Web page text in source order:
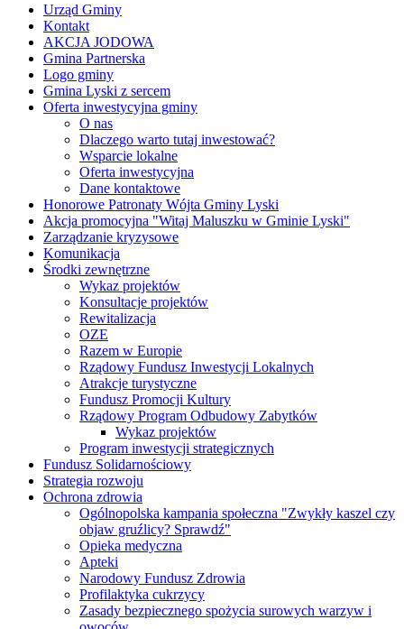
Urząd Gminy
Kontakt
AKCJA JODOWA
Gmina Partnerska
Logo gminy
Gmina Lyski z sercem
Oferta inwestycyjna gminy
O nas
Dlaczego warto tutaj inwestować?
Wsparcie lokalne
Oferta inwestycyjna
Dane kontaktowe
Honorowe Patronaty Wójta Gminy Lyski
Akcja promocyjna "Witaj Maluszku w Gminie Lyski"
Zarządzanie kryzysowe
Komunikacja
Środki zewnętrzne
Wykaz projektów
Konsultacje projektów
Rewitalizacja
OZE
Razem w Europie
Rządowy Fundusz Inwestycji Lokalnych
Atrakcje turystyczne
Fundusz Promocji Kultury
Rządowy Program Odbudowy Zabytków
Wykaz projektów
Program inwestycji strategicznych
Fundusz Solidarnościowy
Strategia rozwoju
Ochrona zdrowia
Ogólnopolska kampania społeczna "Zwykły kaszel czy
objaw gruźlicy? Sprawdź"
Opieka medyczna
Apteki
Narodowy Fundusz Zdrowia
Profilaktyka cukrzycy
Zasady bezpiecznego spożycia surowych warzyw i